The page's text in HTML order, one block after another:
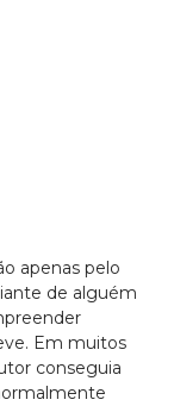
apenas pelo
de alguém
Em muitos
conseguia